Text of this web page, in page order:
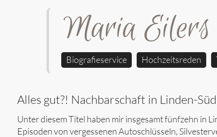
Biografieservice Hochzeitsreden
Alles gut?! Nachbarschaft in Linden-
Unter diesem Titel haben mir insgesamt fünfzehn in
Episoden von vergessenen Autoschlüsseln,
Maria Eilers